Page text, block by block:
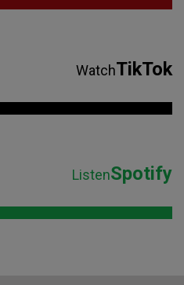
WatchTikTok
ListenSpotify